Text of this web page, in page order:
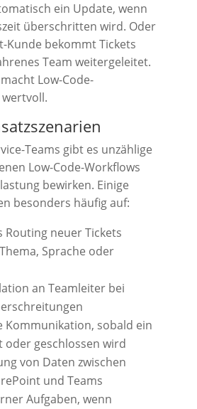
ein Update, wenn
überschritten wird. Oder
Kunde bekommt Tickets
Team weitergeleitet.
Low-Code-
Teams gibt es unzählige
Low-Code-Workflows
bewirken. Einige
besonders häufig auf:
Routing neuer Tickets
Sprache oder
an Teamleiter bei
Kommunikation, sobald ein
oder geschlossen wird
von Daten zwischen
und Teams
Aufgaben, wenn